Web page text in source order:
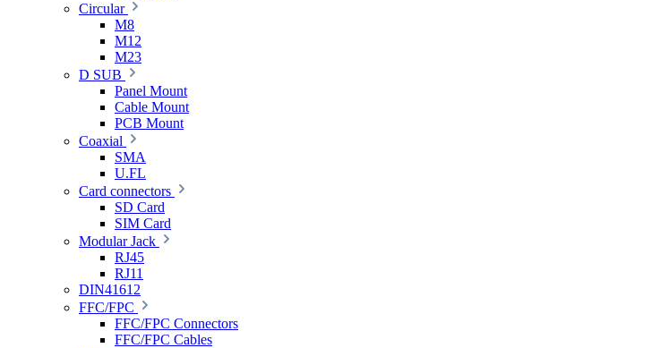
Circular
M8
M12
M23
D SUB
Panel Mount
Cable Mount
PCB Mount
Coaxial
SMA
U.FL
Card connectors
SD Card
SIM Card
Modular Jack
RJ45
RJ11
DIN41612
FFC/FPC
FFC/FPC Connectors
FFC/FPC Cables